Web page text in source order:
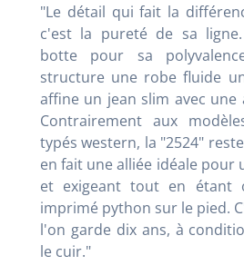
"Le détail qui fait la
c'est la pureté de sa
botte pour sa
structure une robe fluide
affine un jean slim avec
Contrairement aux
typés western, la "2524"
en fait une alliée idéale pour
et exigeant tout en étant
imprimé python sur le pied.
l'on garde dix ans, à
le cuir."